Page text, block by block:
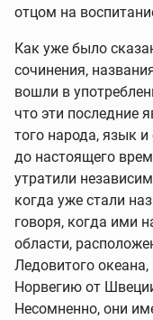
отцом на
Как уже было
сочинения,
вошли в
что эти последние
того народа, язык
до настоящего
утратили
когда уже стали
говоря, когда ими
области,
Ледовитого
Норвегию от
Несомненно, они